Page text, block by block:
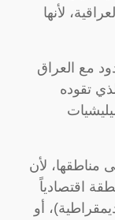
لأنها
مع العراق
تقوده
مناطقها، لأن
اقتصادياً
أو